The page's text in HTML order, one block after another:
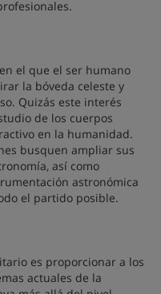
el que el ser humano
la bóveda celeste y
Quizás este interés
de los cuerpos
en la humanidad.
busquen ampliar sus
así como
astronómica
el partido posible.
es proporcionar a los
actuales de la